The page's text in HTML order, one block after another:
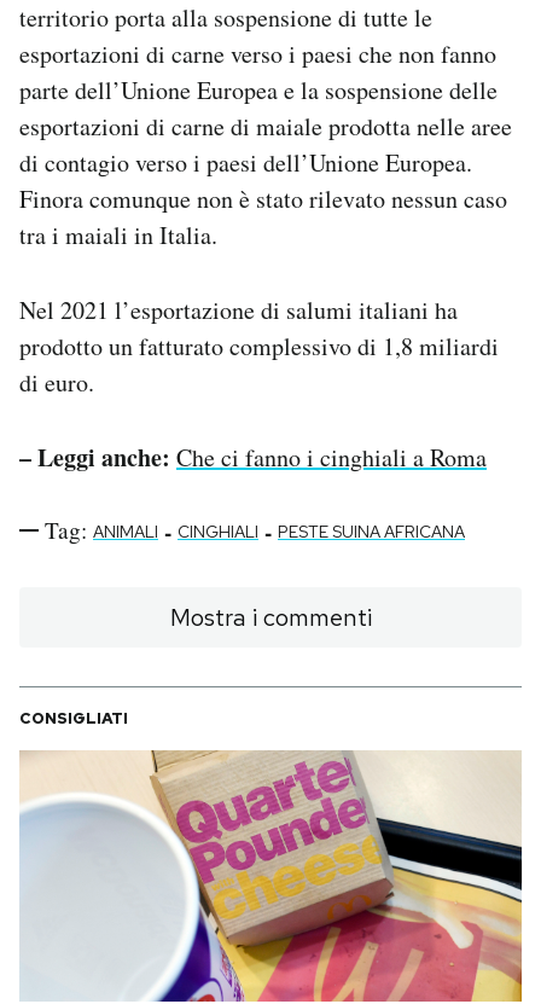
territorio porta alla sospensione di tutte le
esportazioni di carne verso i paesi che non fanno
parte dell’Unione Europea e la sospensione delle
esportazioni di carne di maiale prodotta nelle aree
di contagio verso i paesi dell’Unione Europea.
Finora comunque non è stato rilevato nessun caso
tra i maiali in Italia.
Nel 2021 l’esportazione di salumi italiani ha
prodotto un fatturato complessivo di 1,8 miliardi
di euro.
– Leggi anche: Che ci fanno i cinghiali a Roma
Tag: ANIMALI - CINGHIALI - PESTE SUINA AFRICANA
Mostra i commenti
CONSIGLIATI